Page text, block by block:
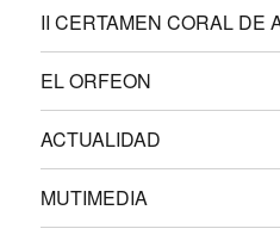
II CERTAMEN CORAL DE
EL ORFEON
ACTUALIDAD
MUTIMEDIA